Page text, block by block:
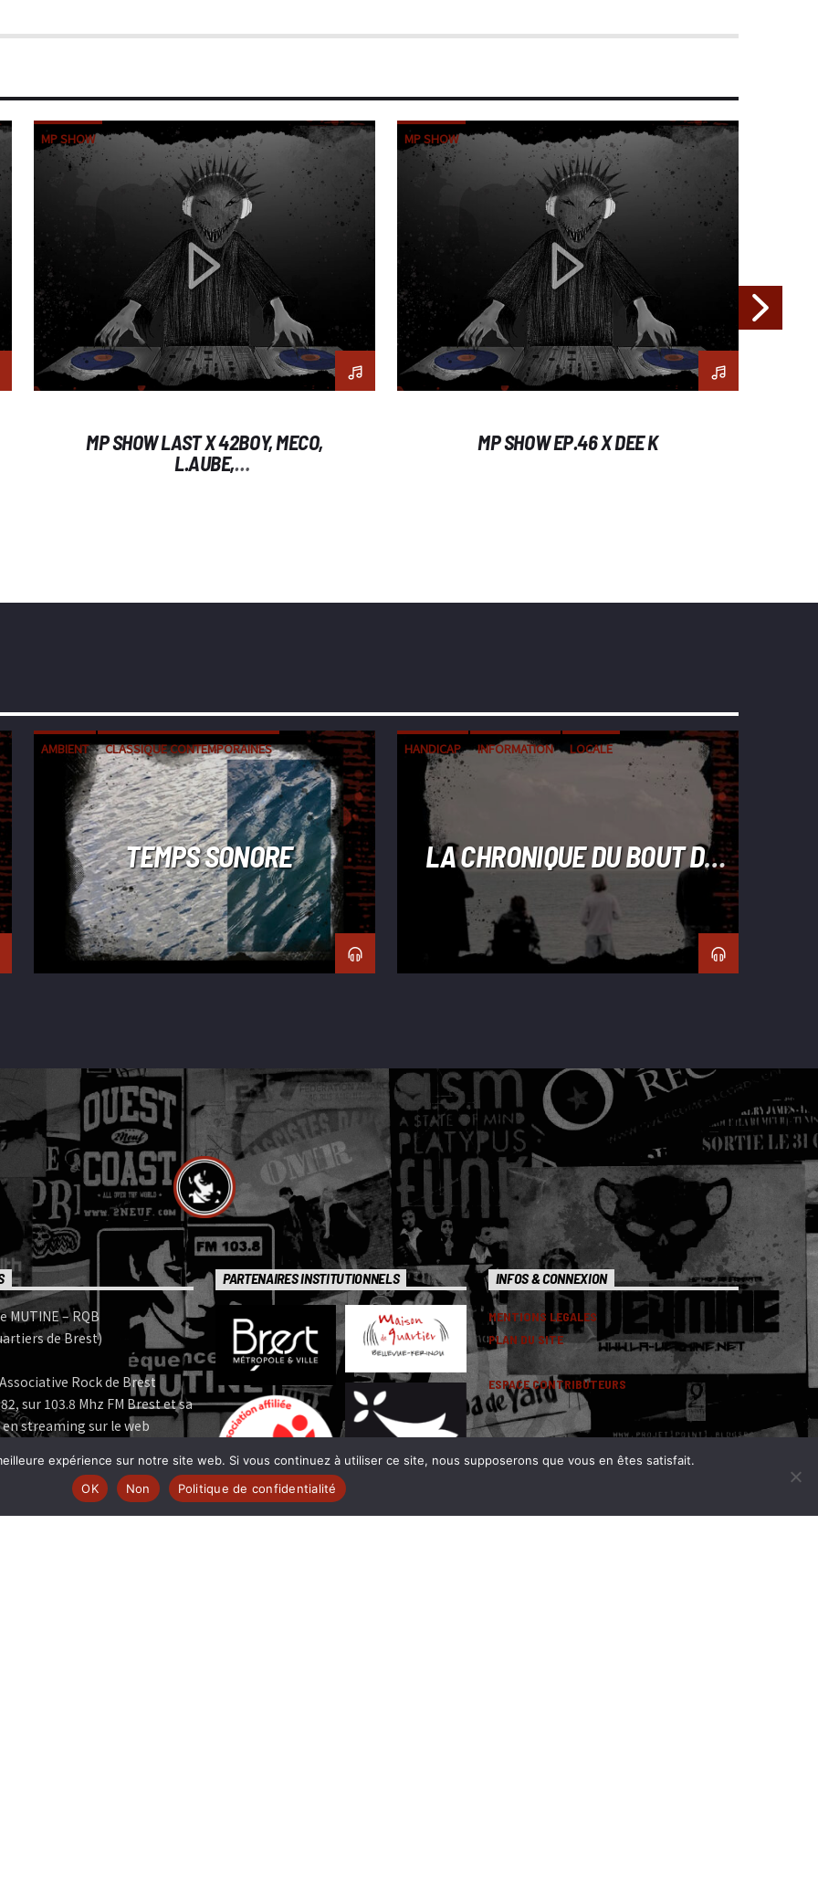
MP SHOW
MP SHOW LAST X 42BOY, MECO,
L.AUBE,
MP SHOW
MP SHOW EP.46 X DEE K
AMBIENT
CLASSIQUE CONTEMPORAINES
ÉLECTRONIQUE
EXPÉRIMENTALE FIELD RECORDING
TEMPS SONORE
HANDICAP INFORMATION LOCALE
LA CHRONIQUE DU BOUT DU
MONDE
MUTINE – RQB
de Brest)
Rock de Brest
sur 103.8 Mhz FM Brest et sa
streaming sur le web
MUTINE est membre:
| www.ferarock.org |
www.corlab.org|
PARTENAIRES INSTITUTIONNELS INFOS & CONNEXION
MENTIONS LEGALES
PLAN DU SITE
ESPACE CONTRIBUTEURS
expérience sur notre site web. Si vous continuez à utiliser ce site, nous supposerons que vous en êtes satisfait.
OK
Non Politique de confidentialité